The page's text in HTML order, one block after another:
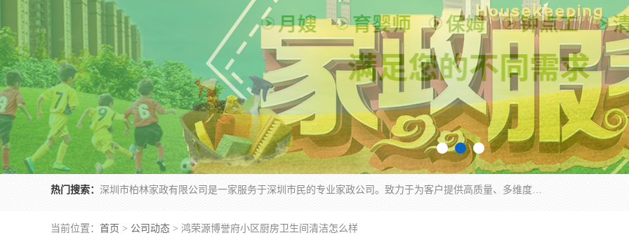
热门搜索： 深圳市柏林家政有限公司是一家服务于深圳市民的专业家政公司。致力于为客户提供高质量、多维度的家庭服务，包括养老、母婴、月嫂育婴早教、康复理疗、家电清洗和保洁等方面的专业服务。
当前位置： 首页 > 公司动态 > 鸿荣源博誉府小区厨房卫生间清洁怎么样